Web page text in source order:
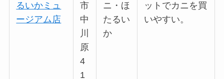
るいかミュ
ージアム店
市
中
川
原
4
1
ニ・ほ
たるい
か
ットでカニを買
いやすい。